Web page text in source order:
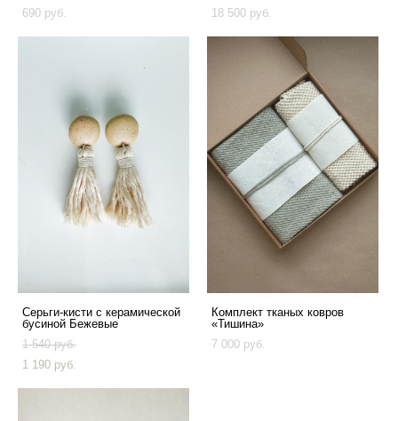
690 pуб.
18 500 pуб.
Серьги-кисти с керамической
бусиной Бежевые
1 540 pуб.
1 190 pуб.
Комплект тканых ковров
«Тишина»
7 000 pуб.